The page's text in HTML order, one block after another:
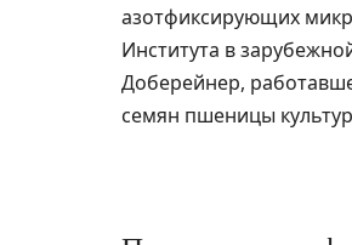
азотфиксирующих
Института в
Доберейнер,
семян пшеницы